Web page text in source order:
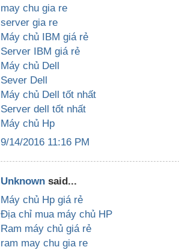
may chu gia re
server gia re
Máy chủ IBM giá rẻ
Server IBM giá rẻ
Máy chủ Dell
Sever Dell
Máy chủ Dell tốt nhất
Server dell tốt nhất
Máy chủ Hp
9/14/2016 11:16 PM
Unknown said...
Máy chủ Hp giá rẻ
Địa chỉ mua máy chủ HP
Ram máy chủ giá rẻ
ram may chu gia re